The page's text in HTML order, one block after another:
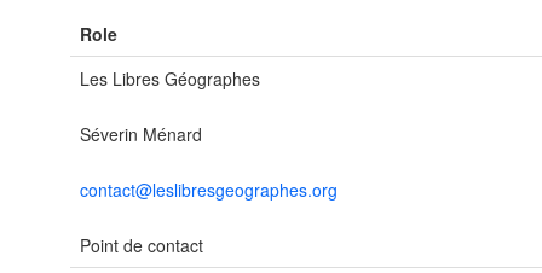
Role
Les Libres Géographes
Séverin Ménard
contact@leslibresgeographes.org
Point de contact